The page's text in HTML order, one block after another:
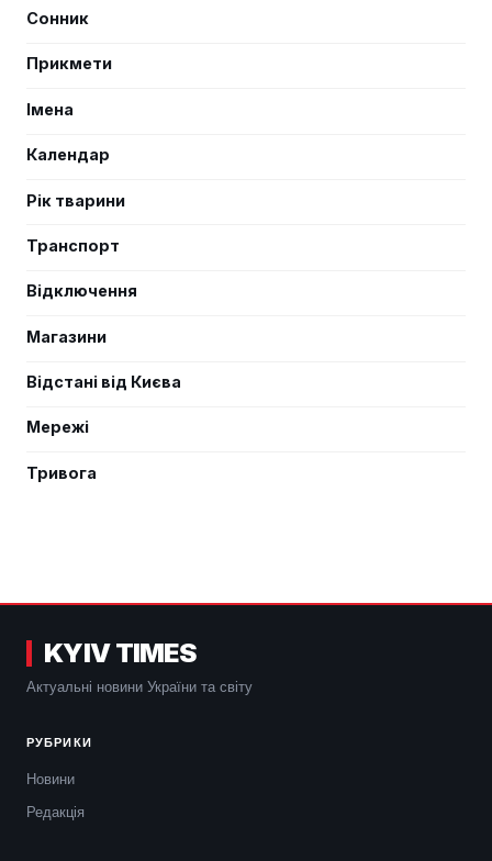
Сонник
Прикмети
Імена
Календар
Рік тварини
Транспорт
Відключення
Магазини
Відстані від Києва
Мережі
Тривога
KYIV TIMES
Актуальні новини України та світу
РУБРИКИ
Новини
Редакція